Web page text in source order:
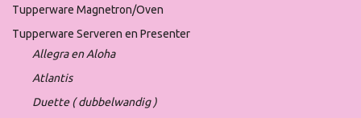
Tupperware Magnetron/Oven
Tupperware Serveren en Presenter
Allegra en Aloha
Atlantis
Duette ( dubbelwandig )